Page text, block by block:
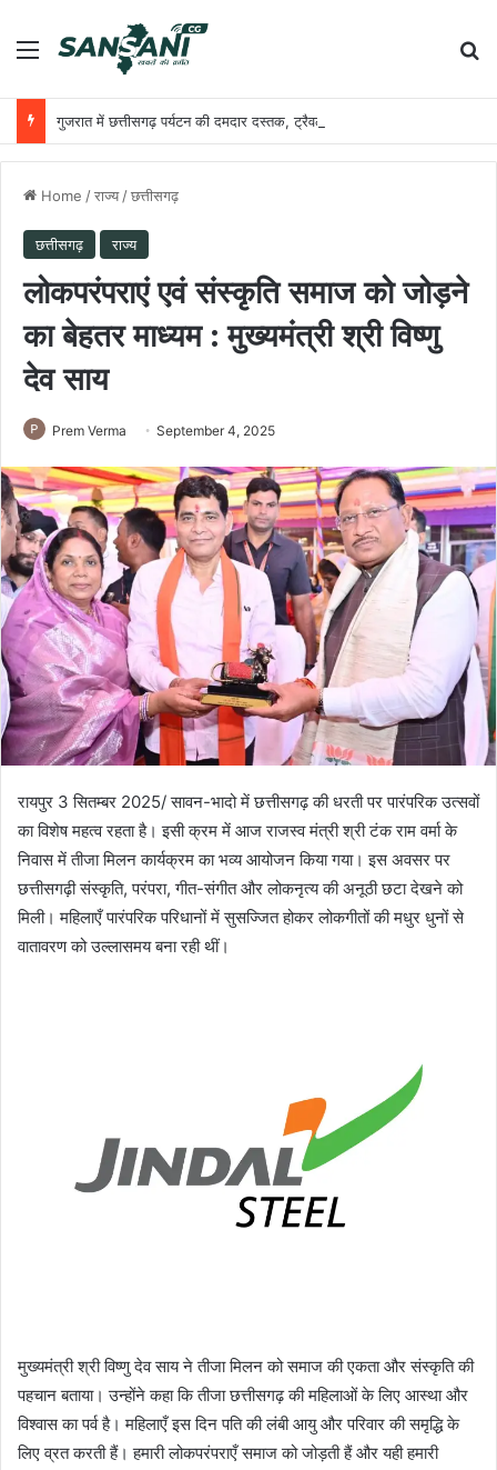
Menu
Home /राज्य /छत्तीसगढ़
छत्तीसगढ़ राज्य
लोकपरंपराएं एवं संस्कृति समाज को जोड़ने
का बेहतर माध्यम : मुख्यमंत्री श्री विष्णु
देव साय
Prem Verma September 4, 2025
रायपुर 3 सितम्बर 2025/ सावन-भादो में छत्तीसगढ़ की धरती पर पारंपरिक उत्सवों
का विशेष महत्व रहता है। इसी क्रम में आज राजस्व मंत्री श्री टंक राम वर्मा के
निवास में तीजा मिलन कार्यक्रम का भव्य आयोजन किया गया। इस अवसर पर
छत्तीसगढ़ी संस्कृति, परंपरा, गीत-संगीत और लोकनृत्य की अनूठी छटा देखने को
मिली। महिलाएँ पारंपरिक परिधानों में सुसज्जित होकर लोकगीतों की मधुर धुनों से
वातावरण को उल्लासमय बना रही थीं।
मुख्यमंत्री श्री विष्णु देव साय ने तीजा मिलन को समाज की एकता और संस्कृति की
पहचान बताया। उन्होंने कहा कि तीजा छत्तीसगढ़ की महिलाओं के लिए आस्था और
विश्वास का पर्व है। महिलाएँ इस दिन पति की लंबी आयु और परिवार की समृद्धि के
लिए व्रत करती हैं। हमारी लोकपरंपराएँ समाज को जोड़ती हैं और यही हमारी